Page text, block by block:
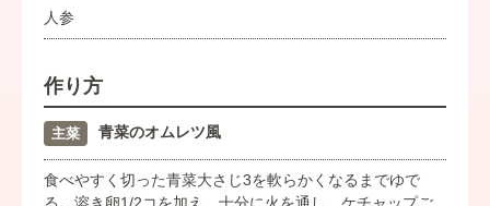
人参
作り方
主菜 青菜のオムレツ風
食べやすく切った青菜大さじ3を軟らかくなるまでゆで
る。溶き卵1/2コを加え、十分に火を通し、ケチャップご